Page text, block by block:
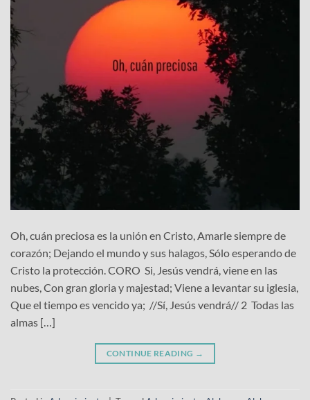
Oh, cuán preciosa es la unión en Cristo, Amarle siempre de
corazón; Dejando el mundo y sus halagos, Sólo esperando de
Cristo la protección. CORO Si, Jesús vendrá, viene en las
nubes, Con gran gloria y majestad; Viene a levantar su iglesia,
Que el tiempo es vencido ya; //Sí, Jesús vendrá// 2 Todas las
almas […]
CONTINUE READING →